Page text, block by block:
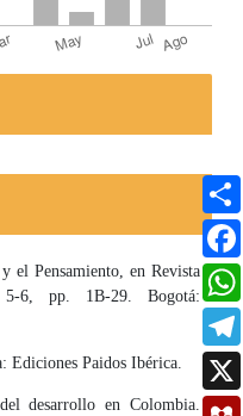
el Pensamiento, en Revista
6, pp. 1B-29. Bogotá:
Ediciones Paidos Ibérica.
desarrollo en Colombia.